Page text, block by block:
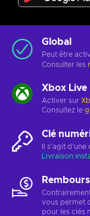
Global
Peut être
Consulter les
Xbox Live
Activer sur
Consultez le
Clé
Il s'agit
Livraison
vous permet
pour les clés